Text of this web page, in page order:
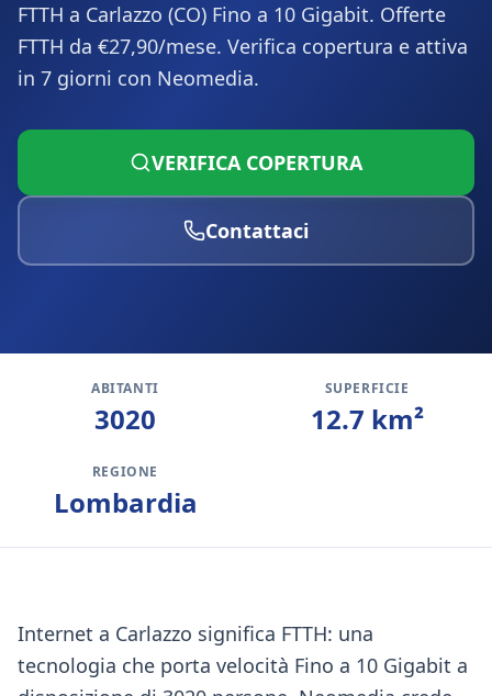
FTTH a Carlazzo (CO) Fino a 10 Gigabit. Offerte
FTTH da €27,90/mese. Verifica copertura e attiva
in 7 giorni con Neomedia.
VERIFICA COPERTURA
Contattaci
ABITANTI
3020
SUPERFICIE
12.7 km²
REGIONE
Lombardia
Internet a Carlazzo significa FTTH: una
tecnologia che porta velocità Fino a 10 Gigabit a